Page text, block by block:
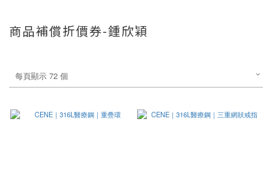
商品補償折價券-鍾欣穎
每頁顯示 72 個